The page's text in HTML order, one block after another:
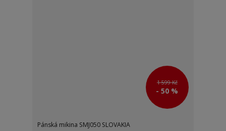
1 599 Kč
- 50 %
Pánská mikina SMJ050 SLOVAKIA